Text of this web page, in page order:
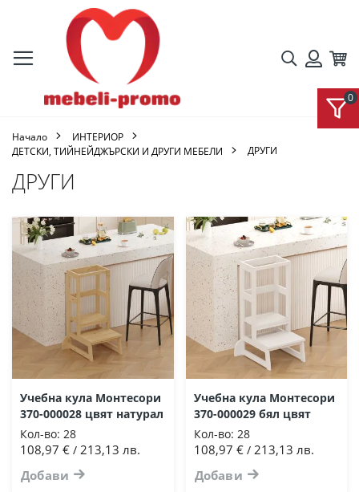
Търсене
Начало
ИНТЕРИОР
ДЕТСКИ, ТИЙНЕЙДЖЪРСКИ И ДРУГИ МЕБЕЛИ
ДРУГИ
ДРУГИ
Учебна кула Монтесори
370-000028 цвят натурал
Кол-во: 28
108,97 € / 213,13 лв.
Добави
Учебна кула Монтесори
370-000029 бял цвят
Кол-во: 28
108,97 €/ 213,13 лв.
Добави